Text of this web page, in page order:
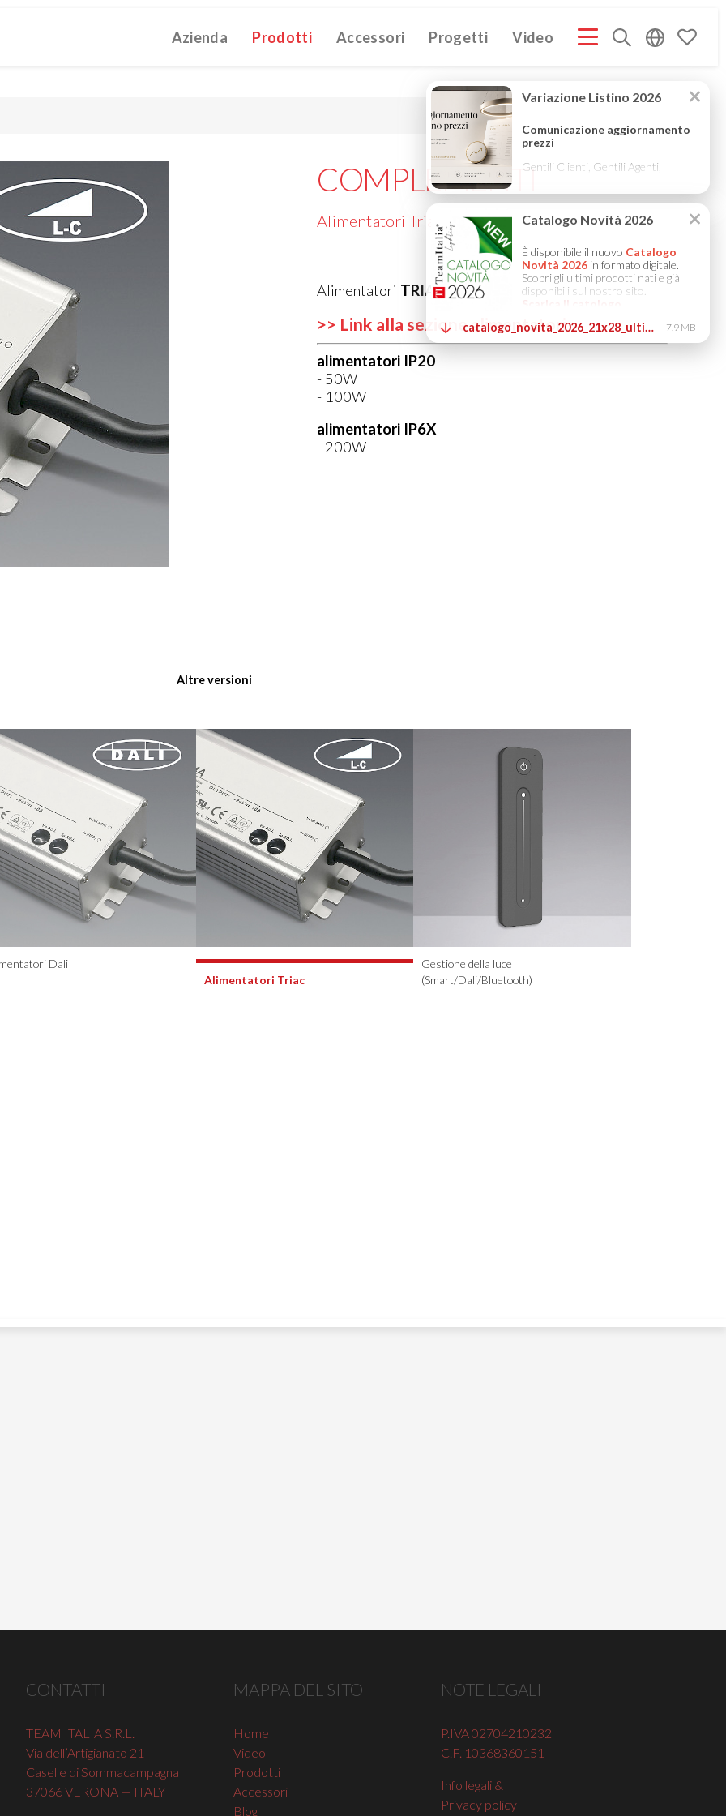
Azienda Prodotti Accessori Progetti Video
COMPLEMENTI
Alimentatori Triac
Alimentatori TRIAC 24Vdc
>> Link alla sezione alimentatori
alimentatori IP20
- 50W
- 100W
alimentatori IP6X
- 200W
CONTATTI
TEAM ITALIA S.R.L.
Via dell’Artigianato 21
Caselle di Sommacampagna
37066 VERONA — ITALY
MAPPA DEL SITO
Home
Video
Prodotti
Accessori
Blog
NOTE LEGALI
P.IVA 02704210232
C.F. 10368360151
Info legali &
Privacy policy